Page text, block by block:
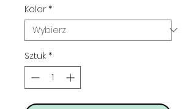
Kolor *
Sztuk *